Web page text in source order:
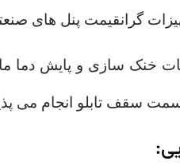
گرانقیمت پنل های
خنک سازی و پایش دما
سقف تابلو انجام می